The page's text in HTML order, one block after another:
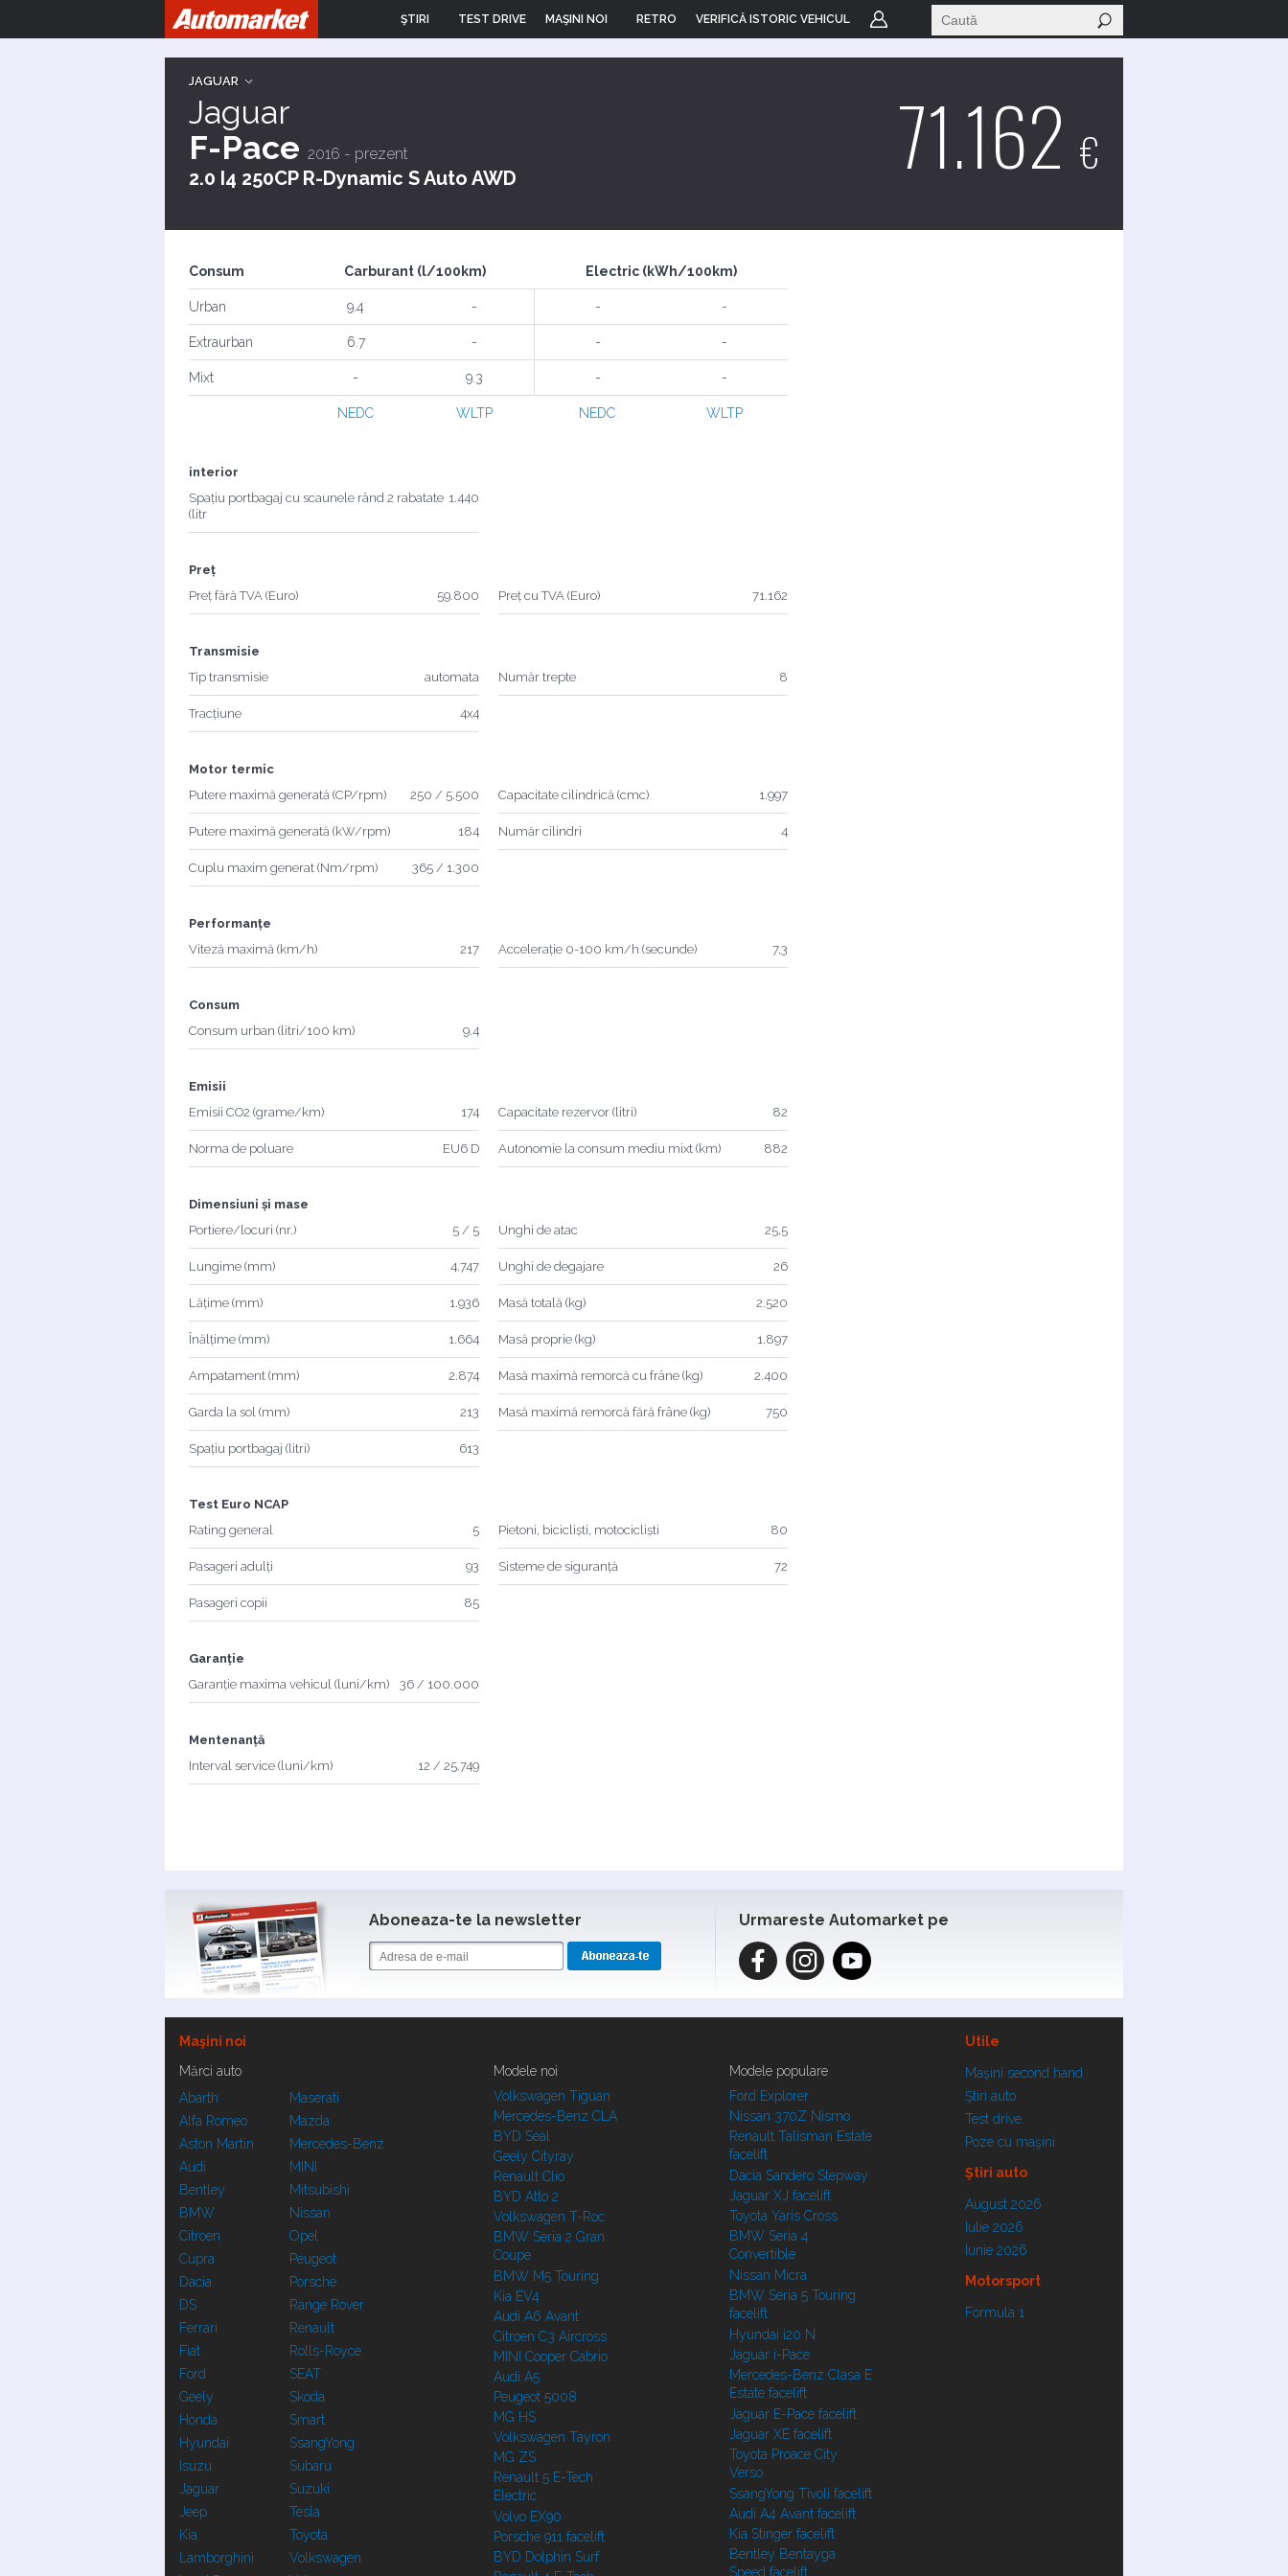
ŞTIRI TEST DRIVE MAŞINI NOI RETRO VERIFICĂ ISTORIC VEHICUL
JAGUAR
Jaguar
F-Pace 2016 - prezent
2.0 I4 250CP R-Dynamic S Auto AWD 71.162 €
Consum Carburant (l/100km) Electric (kWh/100km)
Urban 9.4 - - -
Extraurban 6.7 - - -
Mixt - 9.3 - -
NEDC WLTP NEDC WLTP
interior
Spațiu portbagaj cu scaunele rând 2 rabatate
(litr
1.440
Preț
Preț fără TVA (Euro)
59.800 Preț cu TVA (Euro) 71.162
Transmisie
Tip transmisie
automata
Tracțiune 4x4
Număr trepte 8
Motor termic
Putere maximă generată (CP/rpm)
250 / 5.500
Putere maximă generată (kW/rpm) 184
Cuplu maxim generat (Nm/rpm) 365 / 1.300
Capacitate cilindrică (cmc) 1.997
Număr cilindri 4
Performanțe
Viteză maximă (km/h)
217 Accelerație 0-100 km/h (secunde) 7,3
Consum
Consum urban (litri/100 km)
9.4
Emisii
Emisii CO2 (grame/km)
174
Norma de poluare EU6 D
Capacitate rezervor (litri) 82
Autonomie la consum mediu mixt (km) 882
Dimensiuni și mase
Portiere/locuri (nr.)
5 / 5
Lungime (mm) 4.747
Lățime (mm) 1.936
Înălțime (mm) 1.664
Ampatament (mm) 2.874
Garda la sol (mm) 213
Spațiu portbagaj (litri) 613
Unghi de atac 25,5
Unghi de degajare 26
Masă totală (kg) 2.520
Masă proprie (kg) 1.897
Masă maximă remorcă cu frâne (kg) 2.400
Masă maximă remorcă fără frâne (kg) 750
Test Euro NCAP
Rating general
5
Pasageri adulți 93
Pasageri copii 85
Pietoni, bicicliști, motocicliști 80
Sisteme de siguranță 72
Garanție
Garanție maxima vehicul (luni/km)
36 / 100.000
Mentenanță
Interval service (luni/km)
12 / 25.749
Aboneaza-te la newsletter Urmareste Automarket pe
Maşini noi
Utile
Mărci auto
Abarth
Alfa Romeo
Aston Martin
Audi
Bentley
BMW
Citroen
Cupra
Dacia
DS
Ferrari
Fiat
Ford
Geely
Honda
Hyundai
Isuzu
Jaguar
Jeep
Kia
Lamborghini
Maserati
Mazda
Mercedes-Benz
MINI
Mitsubishi
Nissan
Opel
Peugeot
Porsche
Range Rover
Renault
Rolls-Royce
SEAT
Skoda
Smart
SsangYong
Subaru
Suzuki
Tesla
Toyota
Volkswagen
Modele noi
Volkswagen Tiguan
Mercedes-Benz CLA
BYD Seal
Geely Cityray
Renault Clio
BYD Atto 2
Volkswagen T-Roc
BMW Seria 2 Gran
Coupe
BMW M5 Touring
Kia EV4
Audi A6 Avant
Citroen C3 Aircross
MINI Cooper Cabrio
Audi A5
Peugeot 5008
MG HS
Volkswagen Tayron
MG ZS
Renault 5 E-Tech
Electric
Volvo EX90
Porsche 911 facelift
BYD Dolphin Surf
Modele populare
Ford Explorer
Nissan 370Z Nismo
Renault Talisman Estate
facelift
Dacia Sandero Stepway
Jaguar XJ facelift
Toyota Yaris Cross
BMW Seria 4
Convertible
Nissan Micra
BMW Seria 5 Touring
facelift
Hyundai i20 N
Jaguar i-Pace
Mercedes-Benz Clasa E
Estate facelift
Jaguar E-Pace facelift
Jaguar XE facelift
Toyota Proace City
Verso
SsangYong Tivoli facelift
Audi A4 Avant facelift
Kia Stinger facelift
Bentley Bentayga
Maşini second hand
Ştiri auto
Test drive
Poze cu maşini
Ştiri auto
August 2026
Iulie 2026
Iunie 2026
Motorsport
Formula 1